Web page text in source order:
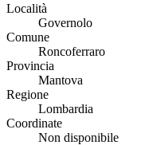
Località
Governolo
Comune
Roncoferraro
Provincia
Mantova
Regione
Lombardia
Coordinate
Non disponibile